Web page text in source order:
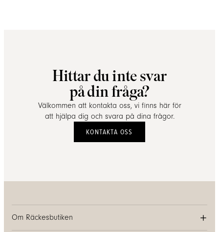
Hittar du inte svar
på din fråga?
Välkommen att kontakta oss, vi finns här för
att hjälpa dig och svara på dina frågor.
KONTAKTA OSS
Om Räckesbutiken